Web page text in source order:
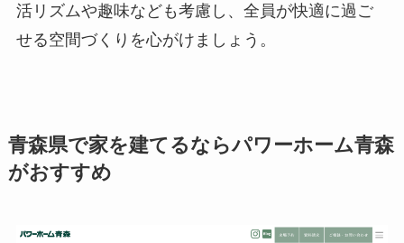
活リズムや趣味なども考慮し、全員が快適に過ご
せる空間づくりを心がけましょう。
青森県で家を建てるならパワーホーム青森
がおすすめ